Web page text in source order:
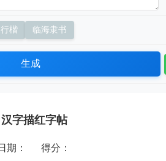
楷 临海隶书
生成
汉字描红字帖
期：
得分：